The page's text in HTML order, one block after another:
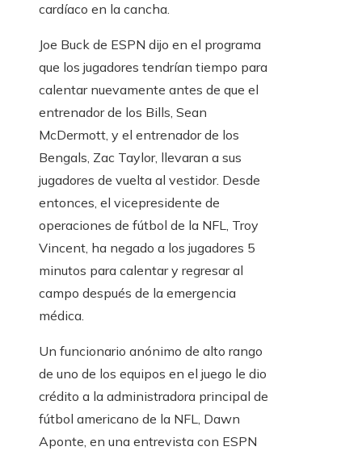
cardíaco en la cancha.
Joe Buck de ESPN dijo en el programa
que los jugadores tendrían tiempo para
calentar nuevamente antes de que el
entrenador de los Bills, Sean
McDermott, y el entrenador de los
Bengals, Zac Taylor, llevaran a sus
jugadores de vuelta al vestidor. Desde
entonces, el vicepresidente de
operaciones de fútbol de la NFL, Troy
Vincent, ha negado a los jugadores 5
minutos para calentar y regresar al
campo después de la emergencia
médica.
Un funcionario anónimo de alto rango
de uno de los equipos en el juego le dio
crédito a la administradora principal de
fútbol americano de la NFL, Dawn
Aponte, en una entrevista con ESPN